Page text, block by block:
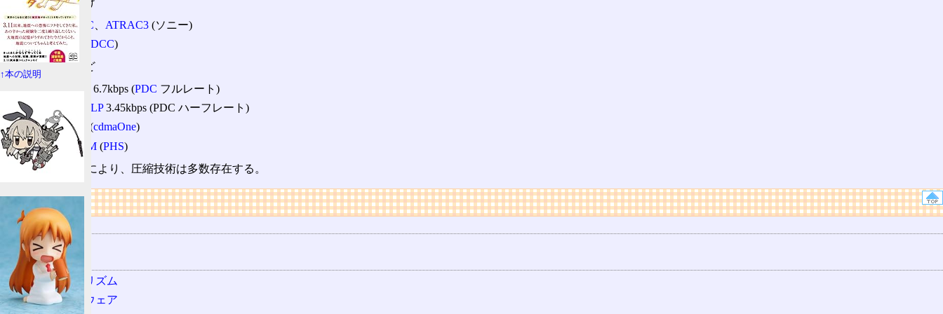
ATRAC
ATRAC3 (ソニー)
PASC
DCC)
携帯電話
など
6.7kbps (PDC フルレート)
PSI-CELP3.45kbps (PDC ハーフレート)
EVRC
(cdmaOne)
ADPCM (PHS)
用途や目的などにより、圧縮技術は多数存在する。
リンク
用語の所属
圧縮
関連する用語
圧縮アルゴリズム
圧縮ソフトウェア
↑本の説明